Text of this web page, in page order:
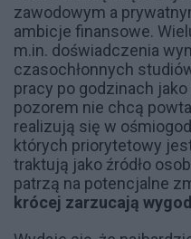
zawodowym a
ambicje finansowe.
m.in. doświadczenia
czasochłonnych
pracy po godzinach
pozorem nie chcą
realizują się w
których priorytetowy
traktują jako źródło
patrzą na potencjalne
krócej zarzucają